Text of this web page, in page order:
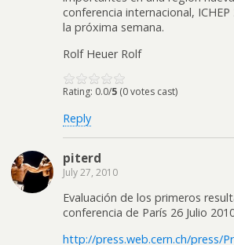
conferencia internacional,
la próxima semana.
Rolf Heuer Rolf
Rating: 0.0/5 (0 votes cast)
Reply
piterd
July 27, 2010
Evaluación de los primeros
conferencia de París 26 Julio
http://press.web.cern.ch/press/